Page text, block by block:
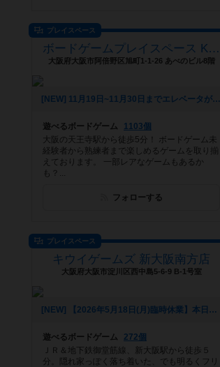
プレイスペース
ボードゲームプレイスペース Kinked Tail
大阪府大阪市阿倍野区旭町1-1-26 あべのビル8階
[NEW] 11月19日~11月30日までエレベータが使えなくなります。（2025年10月20日 16時13分）
遊べるボードゲーム
1103個
大阪の天王寺駅から徒歩5分！ ボードゲーム未
経験者から熟練者まで楽しめるゲームを取り揃
えております。 一部レアなゲームもあるか
も？...
フォローする
プレイスペース
キウイゲームズ 新大阪南方店
大阪府大阪市淀川区西中島5-6-9 B-1号室
[NEW] 【2026年5月18日(月)臨時休業】本日は臨時休業させて頂きます。また明日(火)から明々後日(木)まで定休日です。金曜14時から21時30分まで、相席歓迎フリーゲーム会「イタメシ会」も開催の平日営業で開店させて頂きます。ご予約19時半1組。お席に余裕がございます。お気軽にご予約ご来店下さいませ。なお再度の緊急事態宣言や自粛要請、ご予約やご来店中のお客様のご希望により、営業時間の変更や臨時休業させて頂く場合がございます。営業時間の変更にご注意下さい。JR新大阪駅から徒歩3分。学生半額割引、TRPGでのご利用も気軽に！ #西中島南方 #新大阪 #ボードゲーム #TRPG（2025年08月16日 19時14分）
遊べるボードゲーム
272個
ＪＲ＆地下鉄御堂筋線、新大阪駅から徒歩５
分。隠れ家っぽく落ち着いた、でも明るくフリ